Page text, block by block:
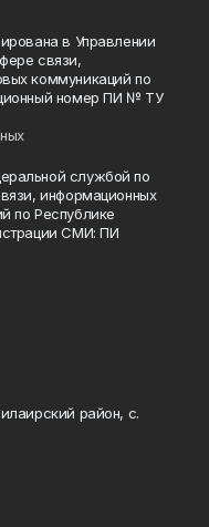
в Управлении
связи,
коммуникаций по
номер ПИ № ТУ
службой по
информационных
по Республике
СМИ: ПИ
район, с.